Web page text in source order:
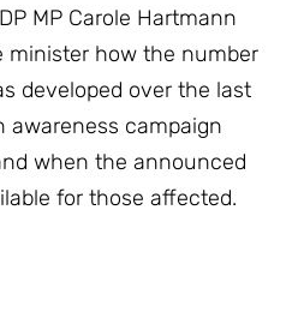
MP Carole Hartmann
minister how the number
developed over the last
awareness campaign
when the announced
for those affected.